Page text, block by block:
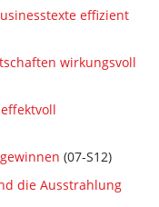
effizient
wirkungsvoll
(07-S12)
die Ausstrahlung